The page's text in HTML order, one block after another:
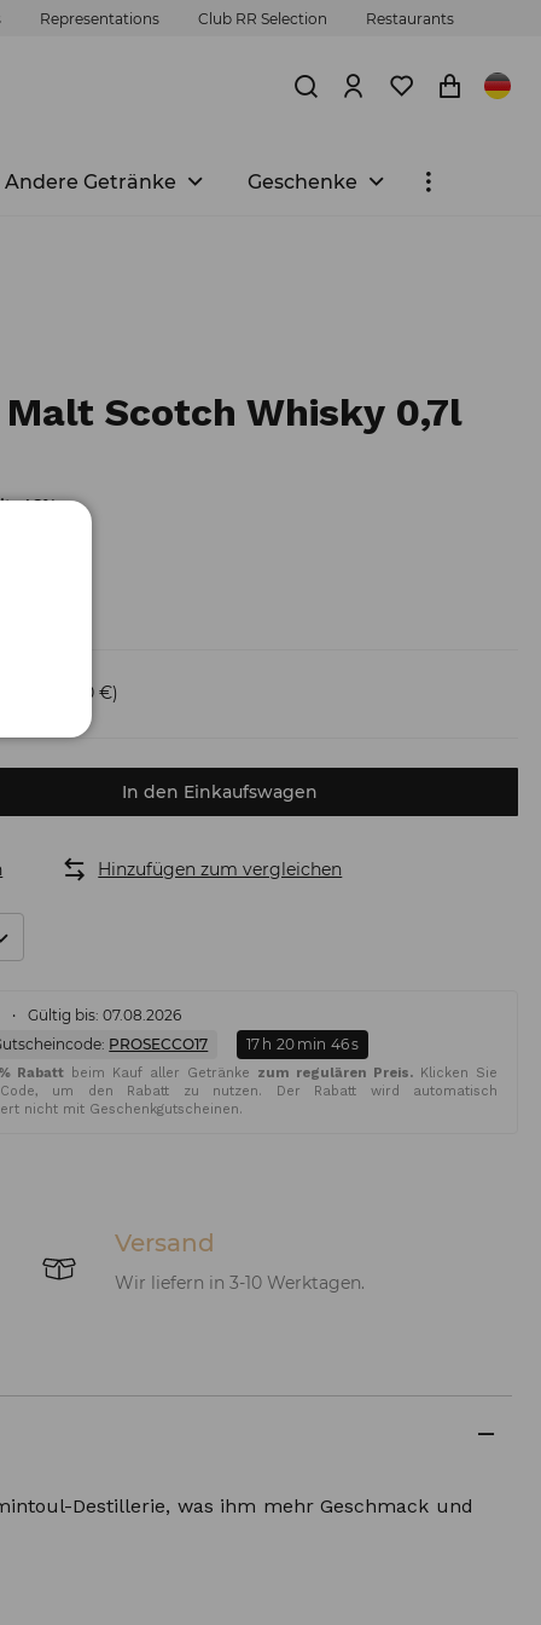
Representations Club RR Selection Restaurants
Andere Getränke Geschenke
Malt Scotch Whisky 0,7l
46%
(6,50 €)
In den Einkaufswagen
Hinzufügen zum vergleichen
Gültig bis: 07.08.2026
PROSECCO17 17 h 20 min 45s
Rabatt beim Kauf aller Getränke zum regulären Preis. Klicken Sie
um den Rabatt zu nutzen. Der Rabatt wird automatisch
nicht mit Geschenkgutscheinen.
Versand
Wir liefern in 3-10 Werktagen.
Destillerie, was ihm mehr Geschmack und